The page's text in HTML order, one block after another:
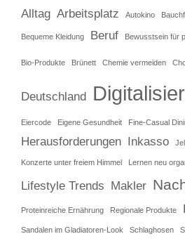
Alltag Arbeitsplatz Autokino
Bequeme Kleidung Beruf Bewusstsein für
Bio-Produkte Brünett Chemie vermeiden
Deutschland
Eiercode Eigene Gesundheit Fine-Casual
Herausforderungen Inkasso
Konzerte unter freiem Himmel Lernen neu
Lifestyle Trends Makler
Proteinreiche Ernährung Regionale Produkte
Sandalen im Gladiatoren-Look Schlaghosen